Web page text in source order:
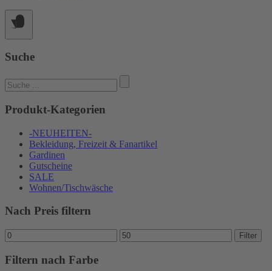
Suche
Suchen
nach:
Produkt-Kategorien
-NEUHEITEN-
Bekleidung, Freizeit & Fanartikel
Gardinen
Gutscheine
SALE
Wohnen/Tischwäsche
Nach Preis filtern
Min.
Preis
Max.
Preis
Filter
Filtern nach Farbe